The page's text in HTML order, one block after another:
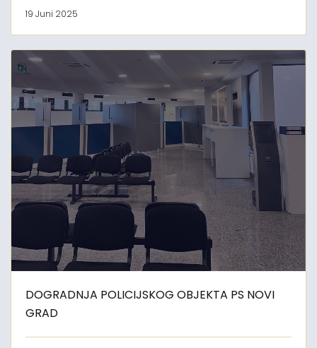
19 Juni 2025
DOGRADNJA POLICIJSKOG OBJEKTA PS NOVI
GRAD